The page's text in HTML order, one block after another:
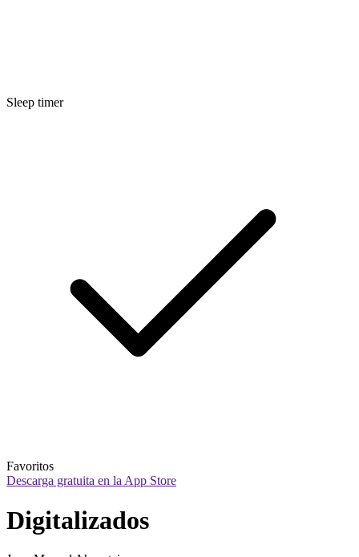
Sleep timer
Favoritos
Descarga gratuita en la App Store
Digitalizados